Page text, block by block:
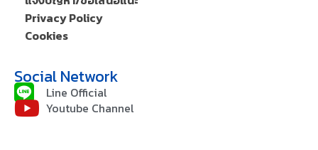
Privacy Policy
Cookies
Social Network
Line Official
Youtube Channel